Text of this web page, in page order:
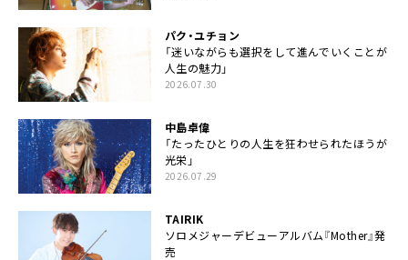
パク・ユチョン
「迷いながらも選択をして進んでいくことが
人生の魅力」
2026.07.30
中島卓偉
「たったひとりの人生を狂わせられたほうが
光栄」
2026.07.29
TAIRIK
ソロメジャーデビューアルバム『Mother』発
売